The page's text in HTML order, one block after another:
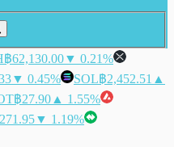
฿62,130.00▼ 0.21%
▼ 0.45% SOL฿2,452.51 ▲
฿27.90 ▲ 1.55%
▼ 1.19%